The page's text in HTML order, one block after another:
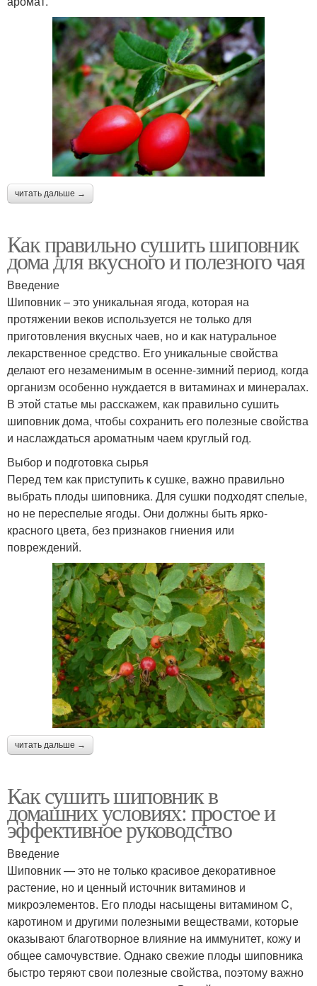
читать дальше →
Как правильно сушить шиповник
дома для вкусного и полезного чая
Введение
Шиповник – это уникальная ягода, которая на
протяжении веков используется не только для
приготовления вкусных чаев, но и как натуральное
лекарственное средство. Его уникальные свойства
делают его незаменимым в осенне-зимний период, когда
организм особенно нуждается в витаминах и минералах.
В этой статье мы расскажем, как правильно сушить
шиповник дома, чтобы сохранить его полезные свойства
и наслаждаться ароматным чаем круглый год.
Выбор и подготовка сырья
Перед тем как приступить к сушке, важно правильно
выбрать плоды шиповника. Для сушки подходят спелые,
но не переспелые ягоды. Они должны быть ярко-
красного цвета, без признаков гниения или
повреждений.
читать дальше →
Как сушить шиповник в
домашних условиях: простое и
эффективное руководство
Введение
Шиповник — это не только красивое декоративное
растение, но и ценный источник витаминов и
микроэлементов. Его плоды насыщены витамином C,
каротином и другими полезными веществами, которые
оказывают благотворное влияние на иммунитет, кожу и
общее самочувствие. Однако свежие плоды шиповника
быстро теряют свои полезные свойства, поэтому важно